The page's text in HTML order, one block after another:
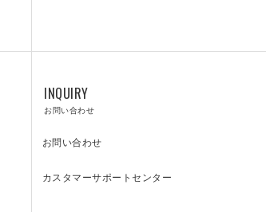
INQUIRY
お問い合わせ
お問い合わせ
カスタマーサポートセンター